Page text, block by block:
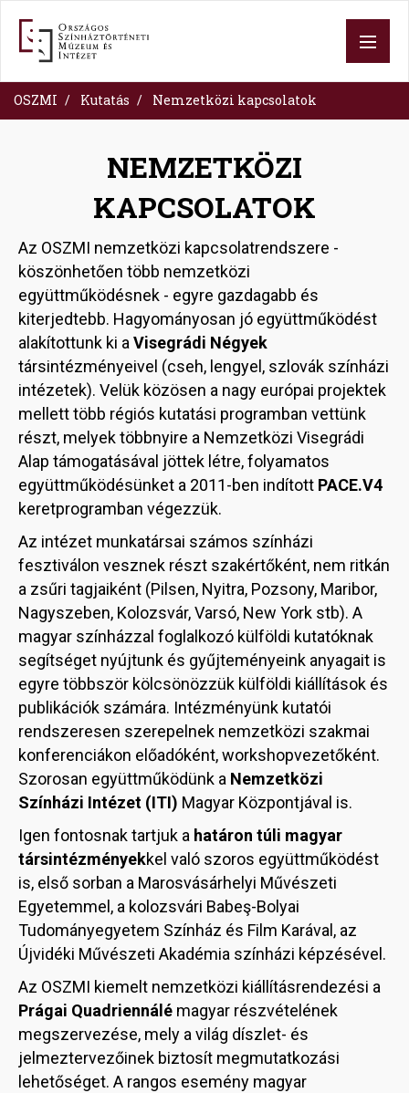
tartalomra
OSZMI Kutatás Nemzetközi kapcsolatok
NEMZETKÖZI
KAPCSOLATOK
Az OSZMI nemzetközi kapcsolatrendszere -
köszönhetően több nemzetközi
együttműködésnek - egyre gazdagabb és
kiterjedtebb. Hagyományosan jó együttműködést
alakítottunk ki aVisegrádi Négyek
társintézményeivel (cseh, lengyel, szlovák színházi
intézetek). Velük közösen a nagy európai projektek
mellett több régiós kutatási programban vettünk
részt, melyek többnyire a Nemzetközi Visegrádi
Alap támogatásával jöttek létre, folyamatos
együttműködésünket a 2011-ben indított PACE.V4
keretprogramban végezzük.
Az intézet munkatársai számos színházi
fesztiválon vesznek részt szakértőként, nem ritkán
a zsűri tagjaiként (Pilsen, Nyitra, Pozsony, Maribor,
Nagyszeben, Kolozsvár, Varsó, New York stb). A
magyar színházzal foglalkozó külföldi kutatóknak
segítséget nyújtunk és gyűjteményeink anyagait is
egyre többször kölcsönözzük külföldi kiállítások és
publikációk számára. Intézményünk kutatói
rendszeresen szerepelnek nemzetközi szakmai
konferenciákon előadóként, workshopvezetőként.
Szorosan együttműködünk a Nemzetközi
Színházi Intézet (ITI) Magyar Központjával is.
Igen fontosnak tartjuk a határon túli magyar
társintézményekkel való szoros együttműködést
is, első sorban a Marosvásárhelyi Művészeti
Egyetemmel, a kolozsvári Babeş-Bolyai
Tudományegyetem Színház és Film Karával, az
Újvidéki Művészeti Akadémia színházi képzésével.
Az OSZMI kiemelt nemzetközi kiállításrendezési a
Prágai Quadriennálé magyar részvételének
megszervezése, mely a világ díszlet- és
jelmeztervezőinek biztosít megmutatkozási
lehetőséget. A rangos esemény magyar